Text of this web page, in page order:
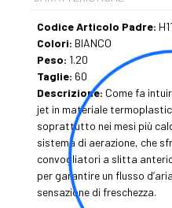
Codice Articolo Padre:
Colori: BIANCO
Peso: 1.20
Taglie: 60
Descrizione: Come fa
jet in materiale
soprattutto nei mesi più
sistema di aerazione, che
convogliatori a slitta
per garantire un flusso
sensazione di freschezza.